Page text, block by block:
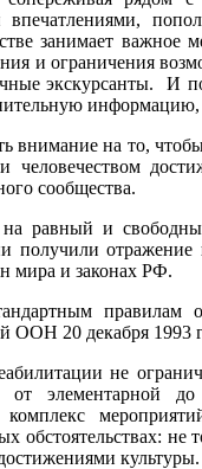
занимает важное
и ограничения
экскурсанты. И
информацию,
на то,
человечеством
сообщества.
и свободный
получили
мира и законах РФ.
правилам
ООН 20 декабря 1993
не
элементарной до
комплекс
обстоятельствах: не